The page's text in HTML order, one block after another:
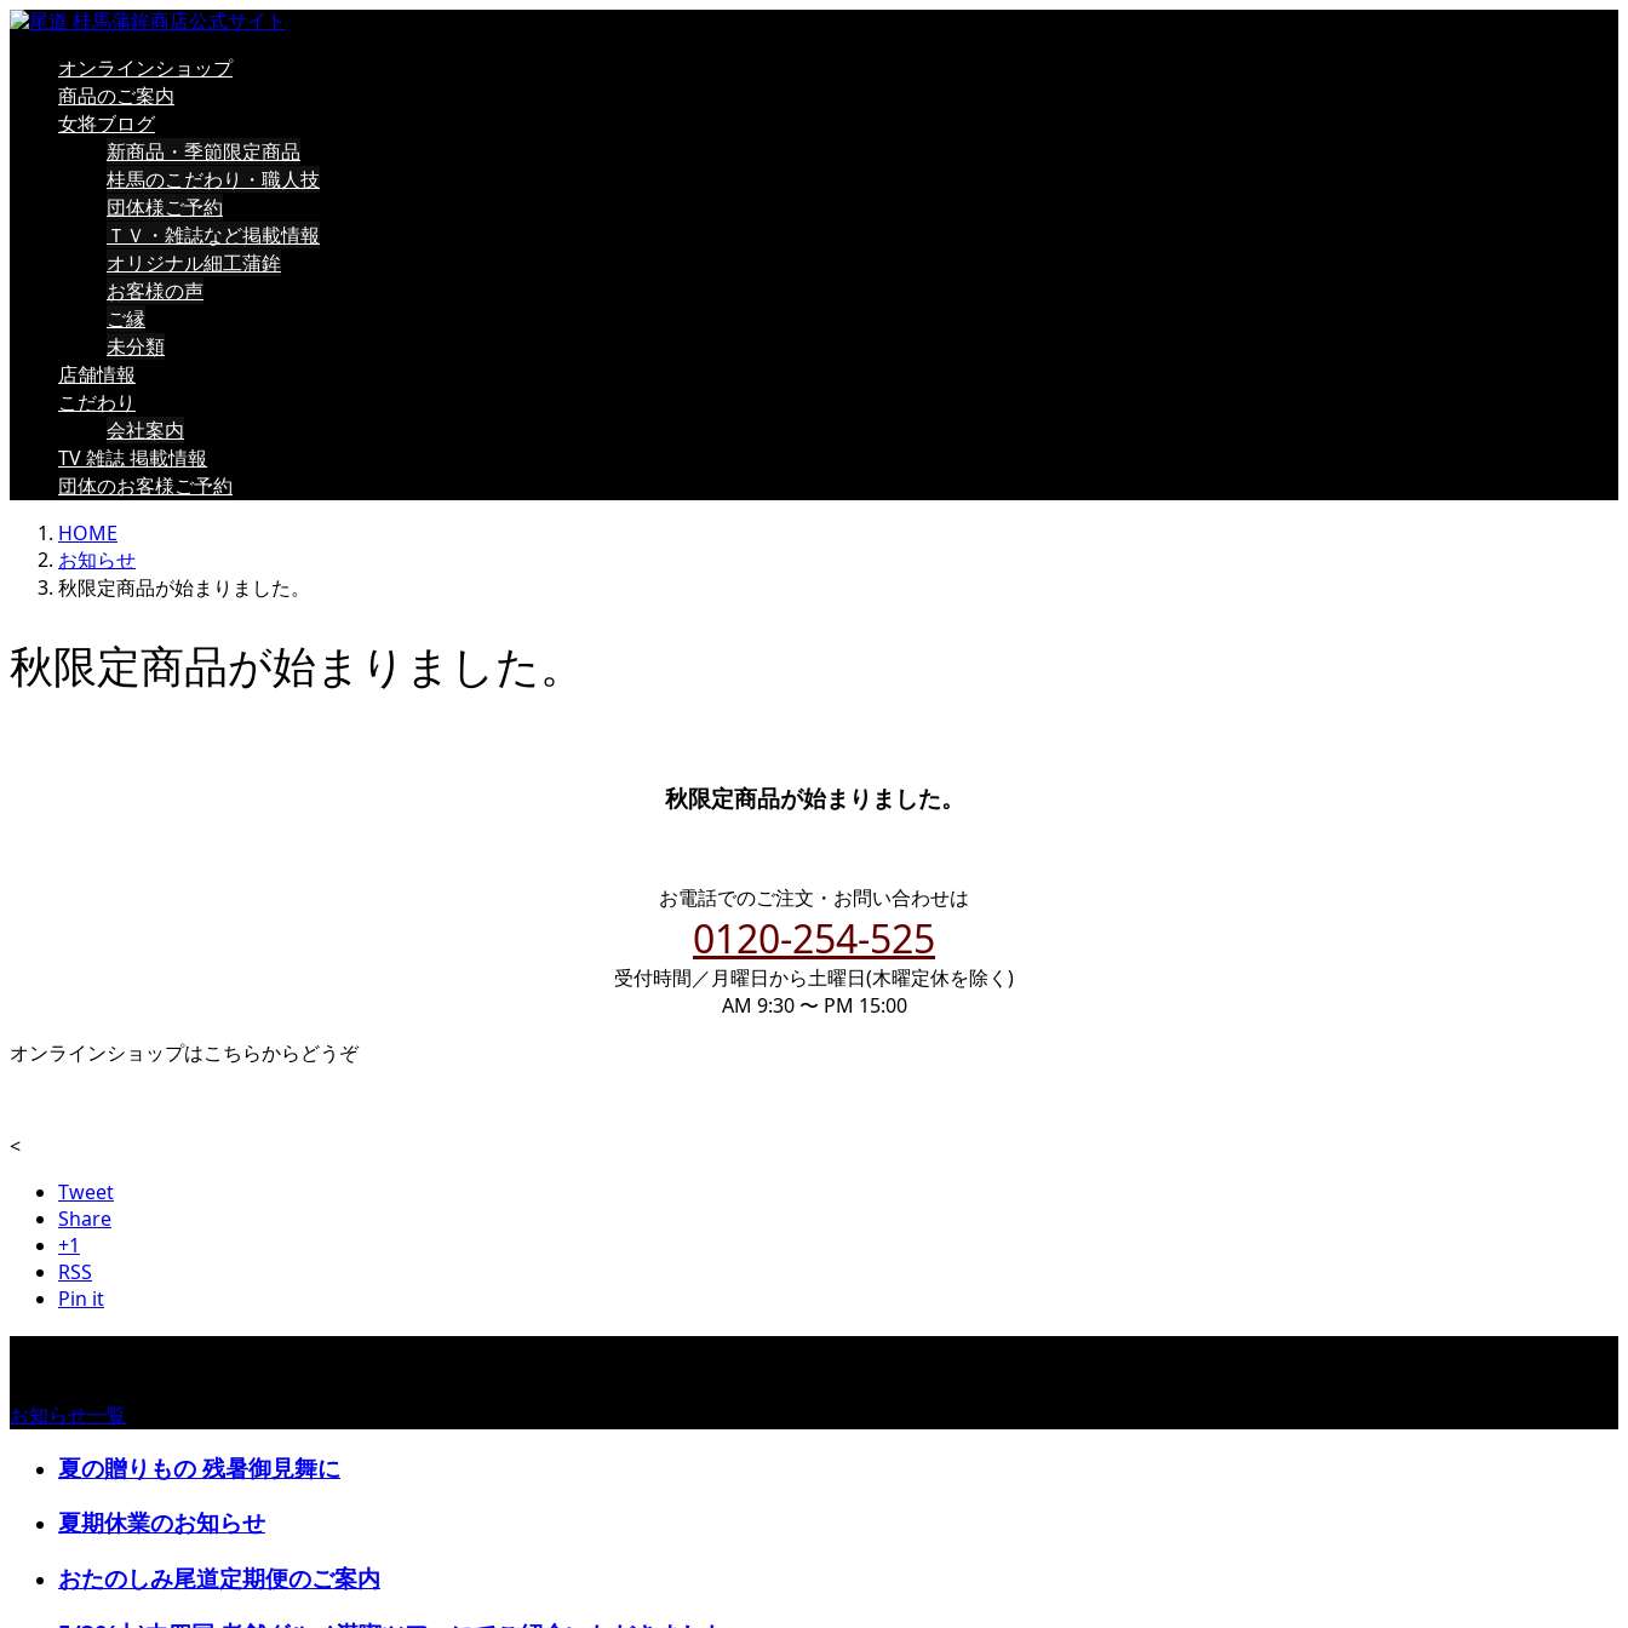
オンラインショップ
商品のご案内
女将ブログ
新商品・季節限定商品
桂馬のこだわり・職人技
団体様ご予約
ＴＶ・雑誌など掲載情報
オリジナル細工蒲鉾
お客様の声
ご縁
未分類
店舗情報
こだわり
会社案内
TV 雑誌 掲載情報
団体のお客様ご予約
HOME
お知らせ
秋限定商品が始まりました。
秋限定商品が始まりました。
秋限定商品が始まりました。
お電話でのご注文・お問い合わせは
0120-254-525
受付時間／月曜日から土曜日(木曜定休を除く)
AM 9:30 〜 PM 15:00
オンラインショップはこちらからどうぞ
<
Tweet
Share
+1
RSS
Pin it
お知らせ一覧
夏の贈りもの 残暑御見舞に
夏期休業のお知らせ
おたのしみ尾道定期便のご案内